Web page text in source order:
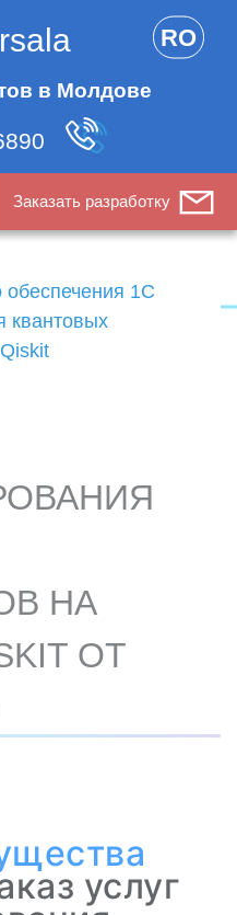
в Молдове
RO
Заказать разработку
обеспечения 1С
квантовых
НА
ОТ
услуг